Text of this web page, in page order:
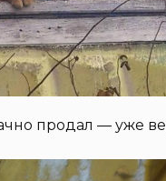
продал — уже